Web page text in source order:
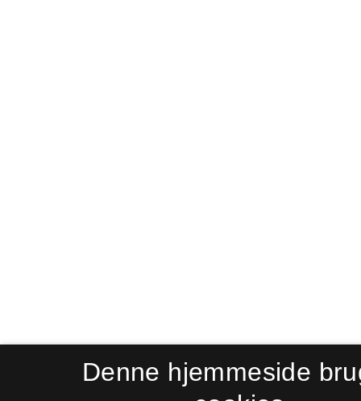
Denne hjemmeside